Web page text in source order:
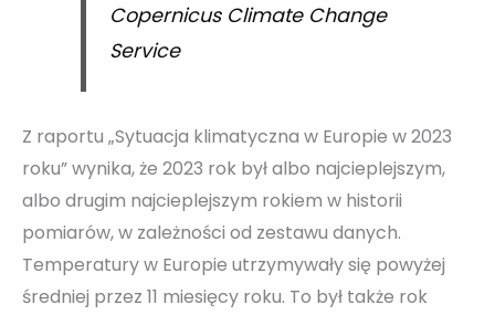
Copernicus Climate Change
Service
Z raportu „Sytuacja klimatyczna w Europie w 2023
roku” wynika, że 2023 rok był albo najcieplejszym,
albo drugim najcieplejszym rokiem w historii
pomiarów, w zależności od zestawu danych.
Temperatury w Europie utrzymywały się powyżej
średniej przez 11 miesięcy roku. To był także rok